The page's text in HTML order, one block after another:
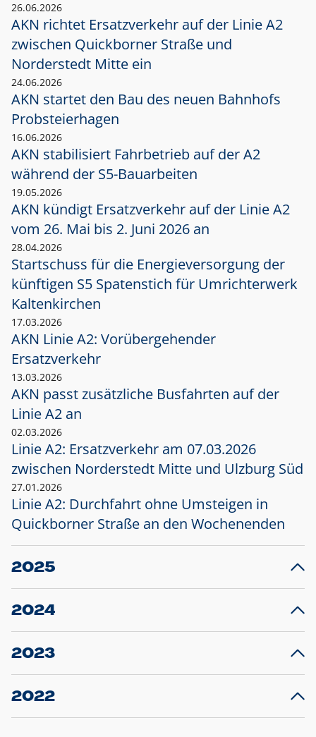
26.06.2026
AKN richtet Ersatzverkehr auf der Linie A2
zwischen Quickborner Straße und
Norderstedt Mitte ein
24.06.2026
AKN startet den Bau des neuen Bahnhofs
Probsteierhagen
16.06.2026
AKN stabilisiert Fahrbetrieb auf der A2
während der S5-Bauarbeiten
19.05.2026
AKN kündigt Ersatzverkehr auf der Linie A2
vom 26. Mai bis 2. Juni 2026 an
28.04.2026
Startschuss für die Energieversorgung der
künftigen S5 Spatenstich für Umrichterwerk
Kaltenkirchen
17.03.2026
AKN Linie A2: Vorübergehender
Ersatzverkehr
13.03.2026
AKN passt zusätzliche Busfahrten auf der
Linie A2 an
02.03.2026
Linie A2: Ersatzverkehr am 07.03.2026
zwischen Norderstedt Mitte und Ulzburg Süd
27.01.2026
Linie A2: Durchfahrt ohne Umsteigen in
Quickborner Straße an den Wochenenden
2025
23.12.2025
Projekt S5: Start der Bauarbeiten am
2024
10.12.2024
Großprojekt S5: Sperrung der Bahnstraße in
2023
20.12.2023
Schleswig-Holstein verlängert den
2022
22.12.2022